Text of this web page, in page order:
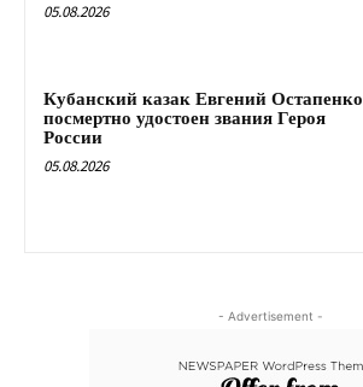
05.08.2026
Кубанский казак Евгений Остапенко
посмертно удостоен звания Героя
России
05.08.2026
- Advertisement -